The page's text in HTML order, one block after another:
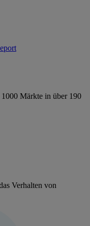
Märkte in über 190
Verhalten von